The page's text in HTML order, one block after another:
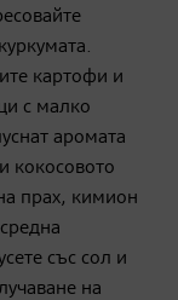
картофи и
с малко
аромата
кокосовото
прах, кимион
със сол и
на